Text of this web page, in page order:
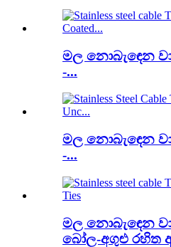
මල නොබැඳෙන
-...
මල නොබැඳෙන
-...
මල නොබැඳෙන
බෝල-අගුළු රහිත